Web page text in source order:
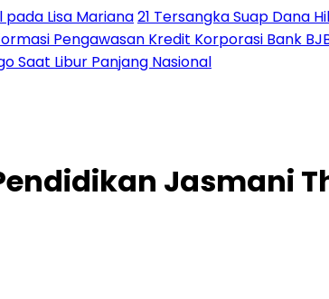
pada Lisa Mariana21 Tersangka Suap Dana
Pengawasan Kredit Korporasi Bank
Saat Libur Panjang Nasional
Jasmani